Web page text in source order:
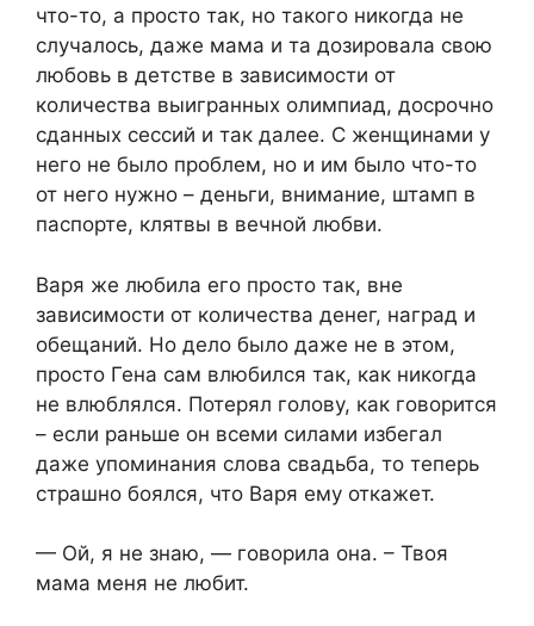
что-то, а просто так, но такого никогда не
случалось, даже мама и та дозировала свою
любовь в детстве в зависимости от
количества выигранных олимпиад, досрочно
сданных сессий и так далее. С женщинами у
него не было проблем, но и им было что-то
от него нужно – деньги, внимание, штамп в
паспорте, клятвы в вечной любви.
Варя же любила его просто так, вне
зависимости от количества денег, наград и
обещаний. Но дело было даже не в этом,
просто Гена сам влюбился так, как никогда
не влюблялся. Потерял голову, как говорится
– если раньше он всеми силами избегал
даже упоминания слова свадьба, то теперь
страшно боялся, что Варя ему откажет.
— Ой, я не знаю, — говорила она. – Твоя
мама меня не любит.